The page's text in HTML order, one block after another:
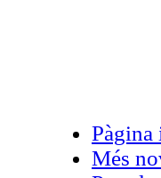
Pàgina
Més